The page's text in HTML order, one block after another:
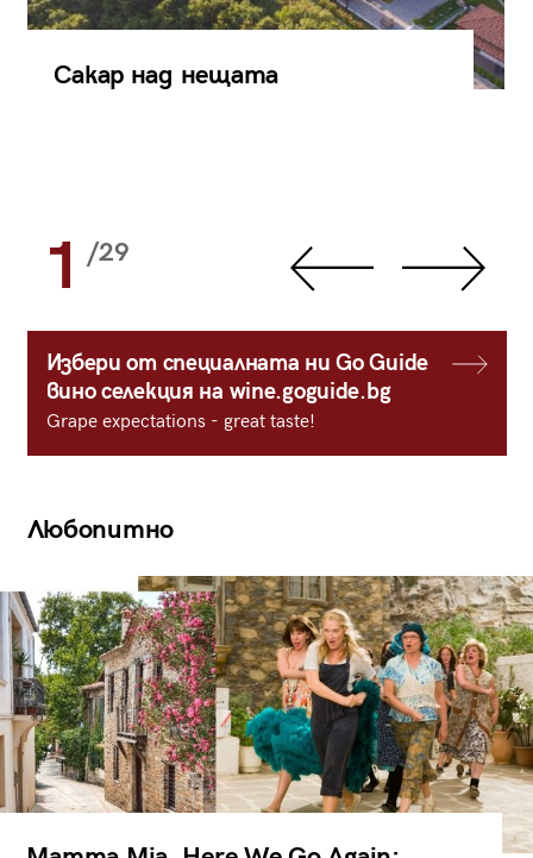
Сакар над нещата
1 /29
Избери от специалната ни Go Guide
вино селекция на wine.goguide.bg
Grape expectations - great taste!
Любопитно